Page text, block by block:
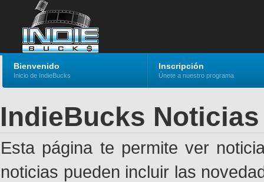
Bienvenido
Inicio de IndieBucks
Inscripción
Únete a nuestro programa
IndieBucks Noticias
Esta página te permite ver
noticias pueden incluir las